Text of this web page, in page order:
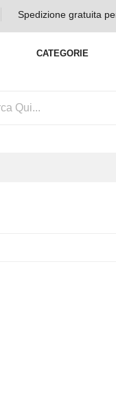
Spedizione gratuita
CATEGORIE